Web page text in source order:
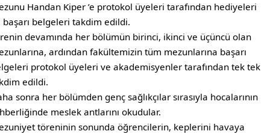
Handan Kiper ’e protokol üyeleri tarafından hediyeleri
başarı belgeleri takdim edildi.
devamında her bölümün birinci, ikinci ve üçüncü olan
ardından fakültemizin tüm mezunlarına başarı
protokol üyeleri ve akademisyenler tarafından tek tek
edildi.
sonra her bölümden genç sağlıkçılar sırasıyla hocalarının
meslek antlarını okudular.
töreninin sonunda öğrencilerin, keplerini havaya